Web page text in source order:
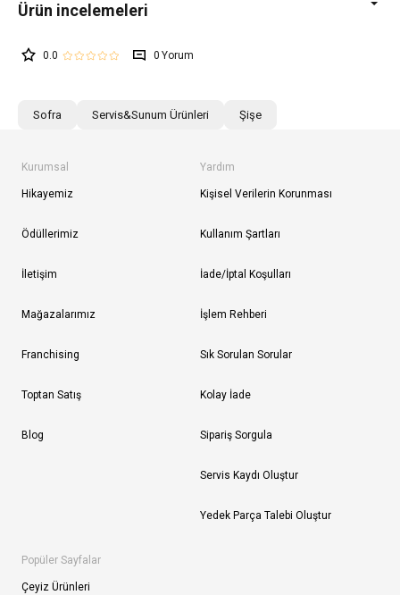
0.0 0
Sofra Servis&Sunum Ürünleri Şişe
Kurumsal
Hikayemiz
Ödüllerimiz
İletişim
Mağazalarımız
Franchising
Toptan Satış
Blog
Yardım
Kişisel Verilerin Korunması
Kullanım Şartları
İade/İptal Koşulları
İşlem Rehberi
Sık Sorulan Sorular
Kolay İade
Sipariş Sorgula
Servis Kaydı Oluştur
Yedek Parça Talebi Oluştur
Popüler Sayfalar
Çeyiz Ürünleri